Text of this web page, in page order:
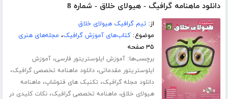
دانلود ماهنامه گرافیگ - هیولای خلاق - شماره 8
از:تیم گرافیک هیولای خلاق
موضوع:کتاب‌های آموزش گرافیک، مجله‌های هنری
۳۵ صفحه
برچسب‌ها:آموزش ایلوستریتور فارسی،آموزش
ایلوستریتور مقدماتی،دانلود ماهنامه تخصصی گرافیک،
دانلود مجله گرافیک، تکنیک های فتوشاپ، ماهنامه
هیولای خلاق، ماهنامه تخصصی گرافیک،نکات کلیدی در